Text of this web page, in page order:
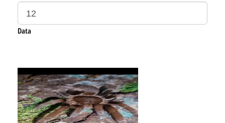
Data